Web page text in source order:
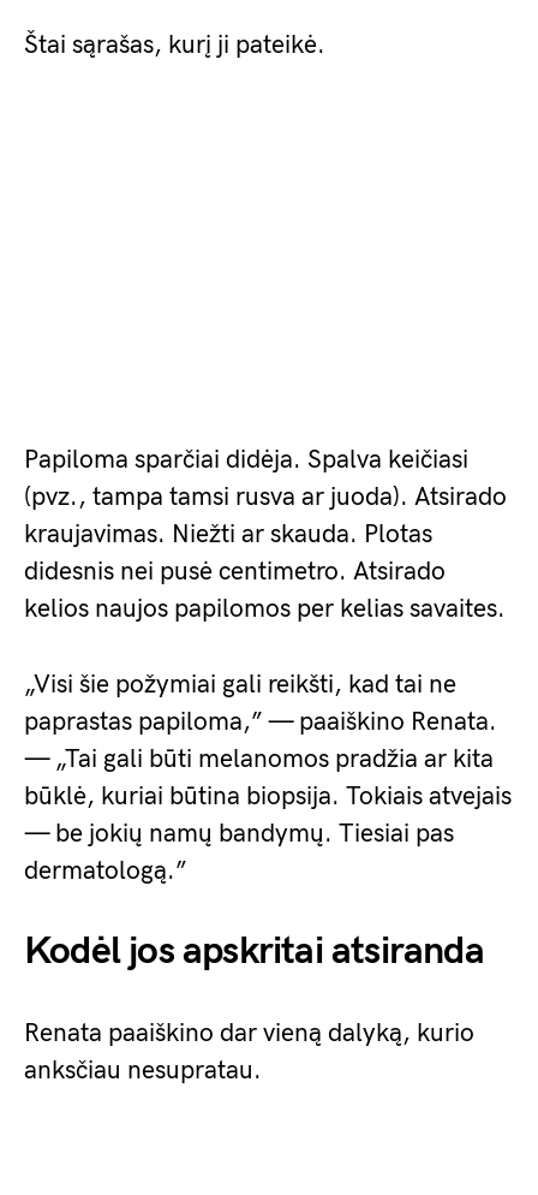
Štai sąrašas, kurį ji pateikė.
Papiloma sparčiai didėja. Spalva keičiasi
(pvz., tampa tamsi rusva ar juoda). Atsirado
kraujavimas. Niežti ar skauda. Plotas
didesnis nei pusė centimetro. Atsirado
kelios naujos papilomos per kelias savaites.
„Visi šie požymiai gali reikšti, kad tai ne
paprastas papiloma,” — paaiškino Renata.
— „Tai gali būti melanomos pradžia ar kita
būklė, kuriai būtina biopsija. Tokiais atvejais
— be jokių namų bandymų. Tiesiai pas
dermatologą.”
Kodėl jos apskritai atsiranda
Renata paaiškino dar vieną dalyką, kurio
anksčiau nesupratau.